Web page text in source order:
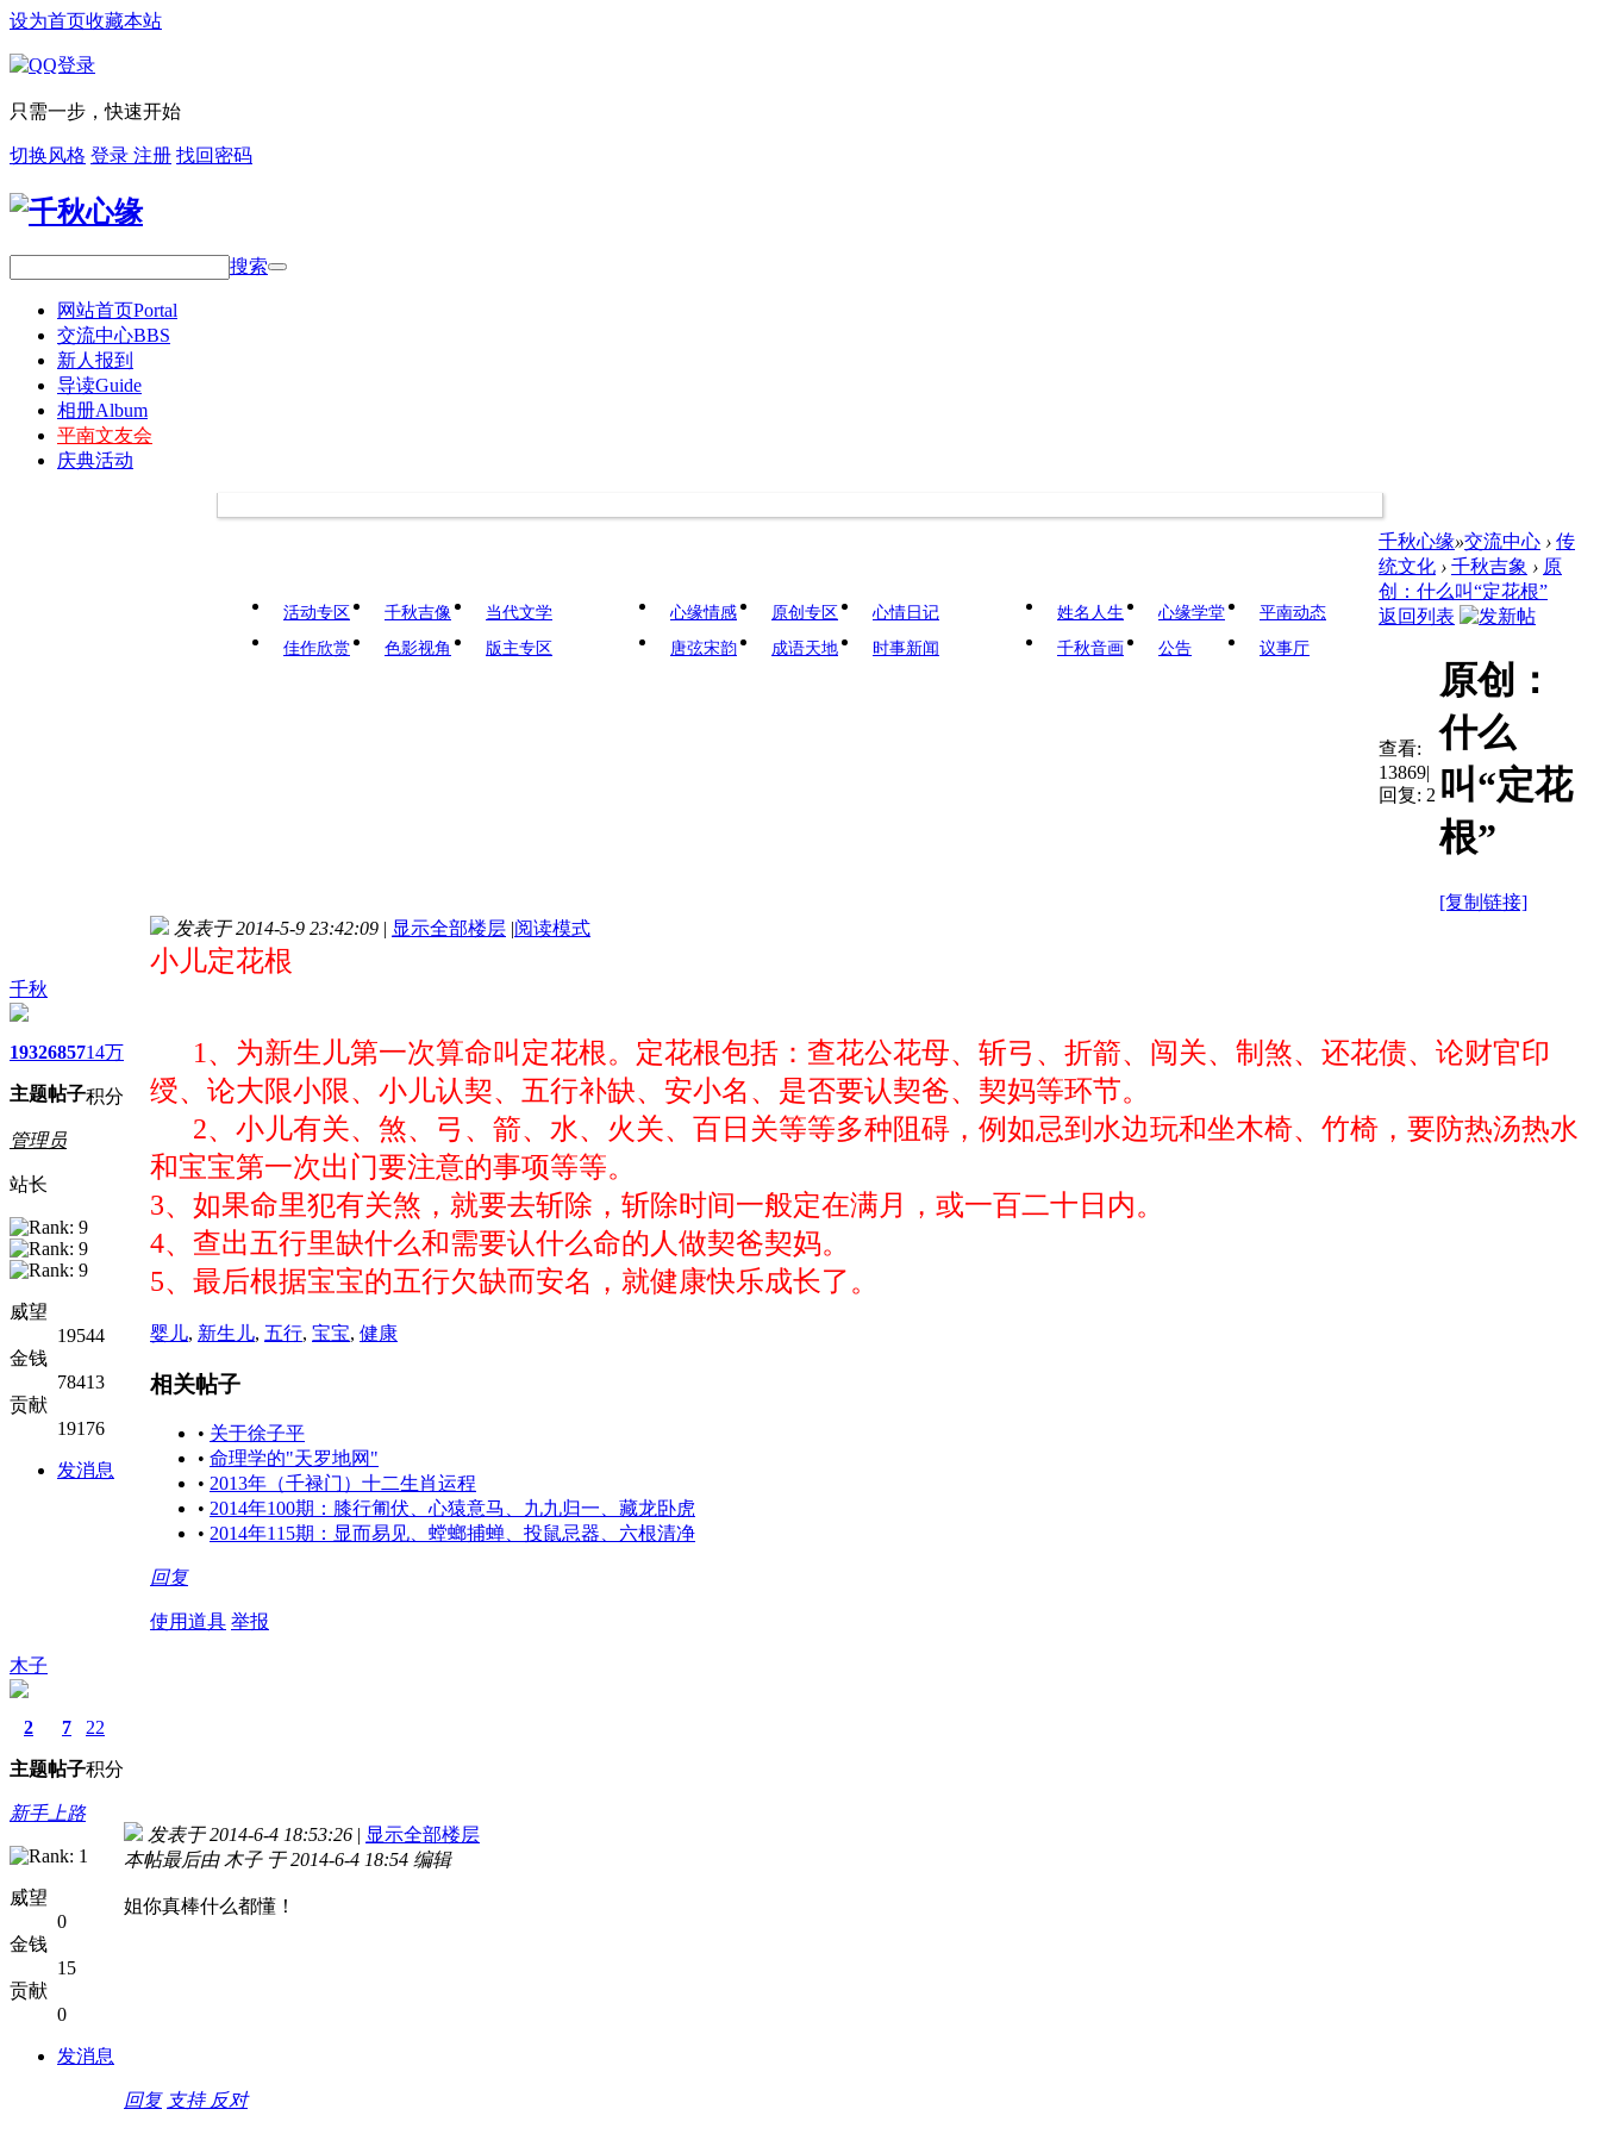
设为首页收藏本站
只需一步，快速开始
切换风格 登录 注册 找回密码
搜索
网站首页Portal
交流中心BBS
新人报到
导读Guide
相册Album
平南文友会
庆典活动
活动专区 千秋吉像
当代文学
佳作欣赏
色影视角 版主专区
心缘情感 原创专区
心情日记
唐弦宋韵
成语天地 时事新闻
姓名人生 心缘学堂
平南动态
千秋音画
公告 议事厅
千秋心缘»交流中心 › 传
统文化 › 千秋吉象 › 原
创：什么叫“定花根”
返回列表
查看:
13869|
回复: 2
原创：
什么
叫“定花
根”
[复制链接]
千秋
1932
主题
6857
帖子
14万
积分
管理员
站长
威望
19544
金钱
78413
贡献
19176
发消息
发表于 2014-5-9 23:42:09 | 显示全部楼层 |阅读模式
小儿定花根
1、为新生儿第一次算命叫定花根。定花根包括：查花公花母、斩弓、折箭、闯关、制煞、还花债、论财官印
绶、论大限小限、小儿认契、五行补缺、安小名、是否要认契爸、契妈等环节。
2、小儿有关、煞、弓、箭、水、火关、百日关等等多种阻碍，例如忌到水边玩和坐木椅、竹椅，要防热汤热水
和宝宝第一次出门要注意的事项等等。
3、如果命里犯有关煞，就要去斩除，斩除时间一般定在满月，或一百二十日内。
4、查出五行里缺什么和需要认什么命的人做契爸契妈。
5、最后根据宝宝的五行欠缺而安名，就健康快乐成长了。
婴儿, 新生儿, 五行, 宝宝, 健康
相关帖子
• 关于徐子平
• 命理学的"天罗地网"
• 2013年（千禄门）十二生肖运程
• 2014年100期：膝行匍伏、心猿意马、九九归一、藏龙卧虎
• 2014年115期：显而易见、螳螂捕蝉、投鼠忌器、六根清净
回复
使用道具 举报
木子
2
主题
7
帖子
22
积分
新手上路
威望
0
金钱
15
贡献
0
发消息
发表于 2014-6-4 18:53:26 | 显示全部楼层
本帖最后由 木子 于 2014-6-4 18:54 编辑
姐你真棒什么都懂！
回复 支持 反对